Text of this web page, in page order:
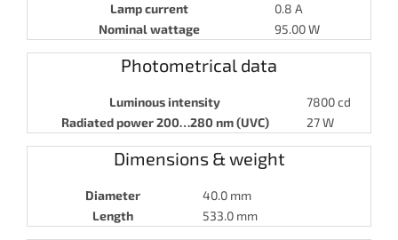
Lamp current
0.8 A
Nominal wattage
95.00 W
Photometrical data
Luminous intensity
7800 cd
Radiated power 200…280 nm (UVC)
27 W
Dimensions & weight
Diameter
40.0 mm
Length
533.0 mm